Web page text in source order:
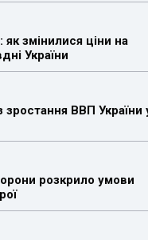
як змінилися ціни на
України
зростання ВВП України
розкрило умови